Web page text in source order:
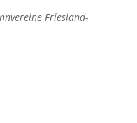
Friesland-